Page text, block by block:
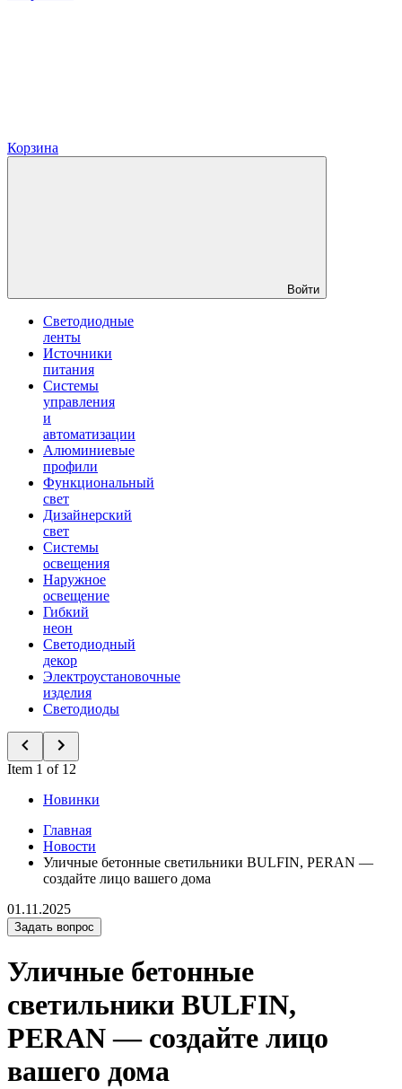
Корзина
Войти
Светодиодные
ленты
Источники
питания
Системы
управления
и
автоматизации
Алюминиевые
профили
Функциональный
свет
Дизайнерский
свет
Системы
освещения
Наружное
освещение
Гибкий
неон
Светодиодный
декор
Электроустановочные
изделия
Светодиоды
Item 1 of 12
Новинки
Главная
Новости
Уличные бетонные светильники BULFIN, PERAN —
cоздайте лицо вашего дома
01.11.2025
Задать вопрос
Уличные бетонные
светильники BULFIN,
PERAN — cоздайте лицо
вашего дома